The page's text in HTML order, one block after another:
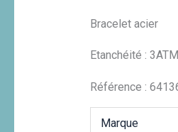
Bracelet acier
Etanchéité : 3ATM
Référence :
Marque